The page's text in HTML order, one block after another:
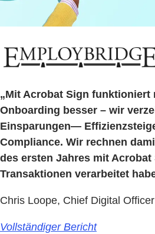
„Mit Acrobat Sign funktioniert
Onboarding besser – wir
Einsparungen—
Compliance. Wir rechnen
des ersten Jahres mit
Transaktionen verarbeitet
Chris Loope, Chief Digital Officer
Vollständiger Bericht